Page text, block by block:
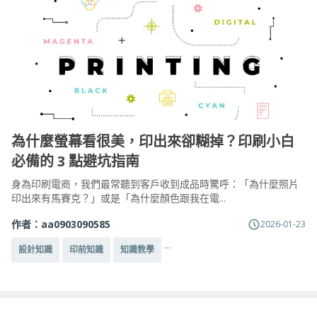
為什麼螢幕看很美，印出來卻糊掉？印刷小白
必備的 3 點避坑指南
身為印刷電商，我們最常聽到客戶收到成品時驚呼：「為什麼照片
印出來有馬賽克？」或是「為什麼顏色跟我在電...
作者： aa0903090585 2026-01-23
設計知識 印前知識 知識教學 ...